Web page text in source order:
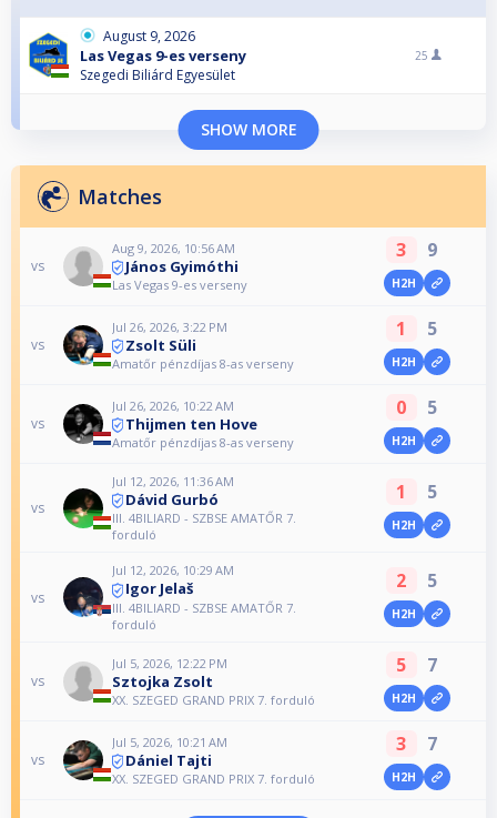
August 9, 2026
Las Vegas 9-es verseny
Szegedi Biliárd Egyesület
25
SHOW MORE
Matches
vs
Aug 9, 2026, 10:56 AM
János Gyimóthi
Las Vegas 9-es verseny
3 9
H2H
vs
Jul 26, 2026, 3:22 PM
Zsolt Süli
Amatőr pénzdíjas 8-as verseny
1 5
H2H
vs
Jul 26, 2026, 10:22 AM
Thijmen ten Hove
Amatőr pénzdíjas 8-as verseny
0 5
H2H
vs
Jul 12, 2026, 11:36 AM
Dávid Gurbó
III. 4BILIARD - SZBSE AMATŐR 7.
forduló
1 5
H2H
vs
Jul 12, 2026, 10:29 AM
Igor Jelaš
III. 4BILIARD - SZBSE AMATŐR 7.
forduló
2 5
H2H
vs
Jul 5, 2026, 12:22 PM
Sztojka Zsolt
XX. SZEGED GRAND PRIX 7. forduló
5 7
H2H
vs
Jul 5, 2026, 10:21 AM
Dániel Tajti
XX. SZEGED GRAND PRIX 7. forduló
3 7
H2H